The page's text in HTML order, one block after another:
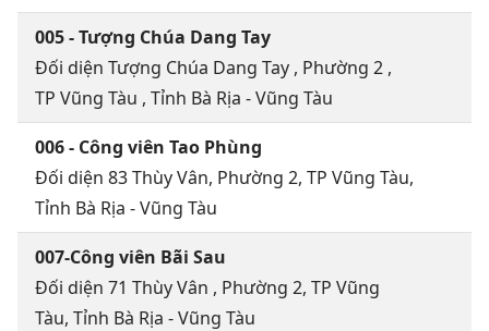
005 - Tượng Chúa Dang Tay
Đối diện Tượng Chúa Dang Tay , Phường 2 ,
TP Vũng Tàu , Tỉnh Bà Rịa - Vũng Tàu
006 - Công viên Tao Phùng
Đối diện 83 Thùy Vân, Phường 2, TP Vũng Tàu,
Tỉnh Bà Rịa - Vũng Tàu
007-Công viên Bãi Sau
Đối diện 71 Thùy Vân , Phường 2, TP Vũng
Tàu, Tỉnh Bà Rịa - Vũng Tàu